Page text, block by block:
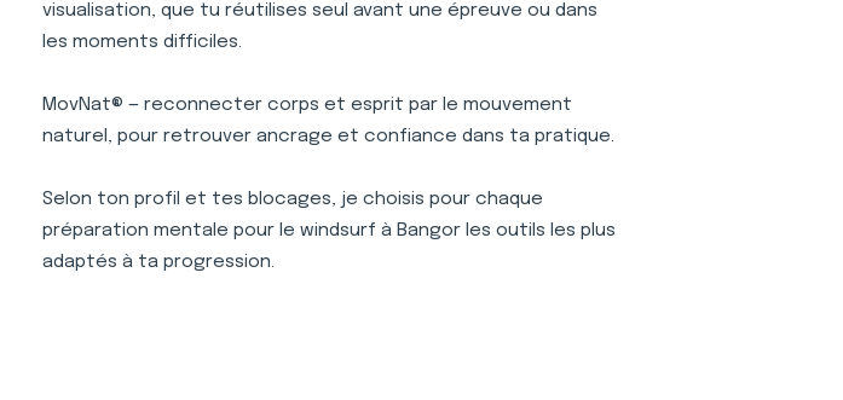
visualisation, que tu réutilises seul avant une épreuve ou dans
les moments difficiles.
MovNat® — reconnecter corps et esprit par le mouvement
naturel, pour retrouver ancrage et confiance dans ta pratique.
Selon ton profil et tes blocages, je choisis pour chaque
préparation mentale pour le windsurf à Bangor les outils les plus
adaptés à ta progression.